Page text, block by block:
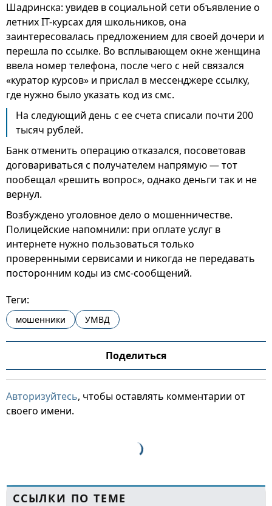
Шадринска: увидев в социальной сети объявление о
летних IT-курсах для школьников, она
заинтересовалась предложением для своей дочери и
перешла по ссылке. Во всплывающем окне женщина
ввела номер телефона, после чего с ней связался
«куратор курсов» и прислал в мессенджере ссылку,
где нужно было указать код из смс.
На следующий день с ее счета списали почти 200
тысяч рублей.
Банк отменить операцию отказался, посоветовав
договариваться с получателем напрямую — тот
пообещал «решить вопрос», однако деньги так и не
вернул.
Возбуждено уголовное дело о мошенничестве.
Полицейские напомнили: при оплате услуг в
интернете нужно пользоваться только
проверенными сервисами и никогда не передавать
посторонним коды из смс-сообщений.
Теги:
мошенники УМВД
Поделиться
Авторизуйтесь, чтобы оставлять комментарии от
своего имени.
ССЫЛКИ ПО ТЕМЕ